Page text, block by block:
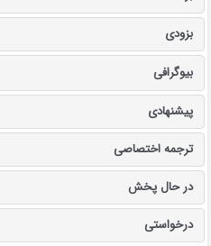
بزودی
بیوگرافی
پیشنهادی
ترجمه اختصاصی
در حال پخش
درخواستی